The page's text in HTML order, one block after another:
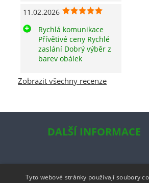
11.02.2026
Rychlá komunikace
Přívětivé ceny Rychlé
zaslání Dobrý výběr z
barev obálek
Zobrazit všechny recenze
DALŠÍ INFORMACE
Tyto webové stránky používají soubory